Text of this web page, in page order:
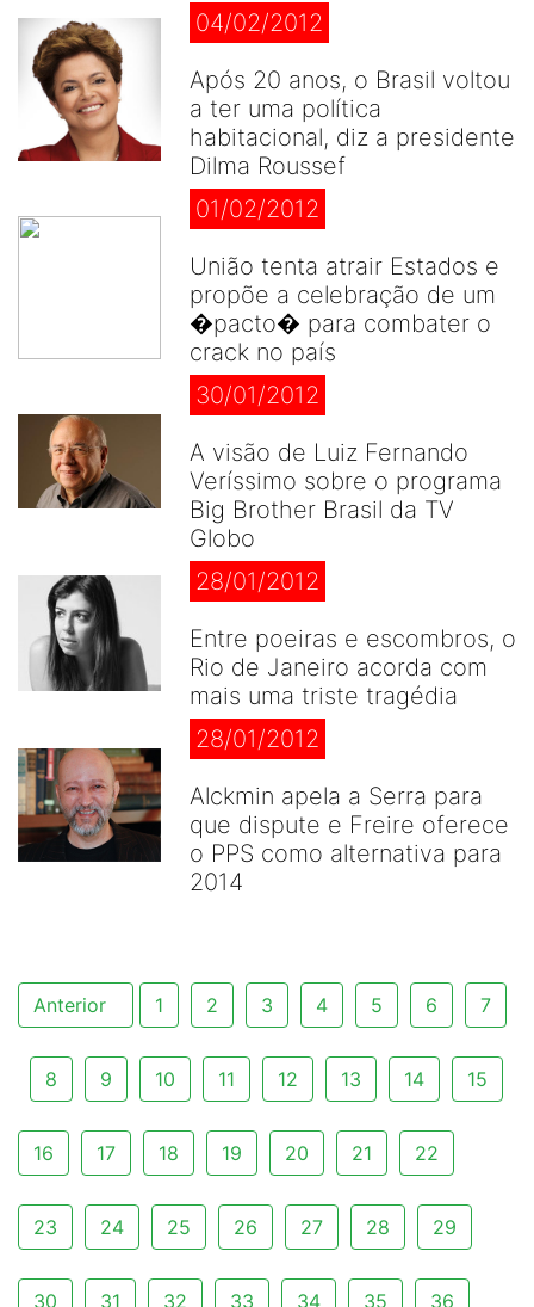
04/02/2012
Após 20 anos, o Brasil voltou
a ter uma política
habitacional, diz a presidente
Dilma Roussef
01/02/2012
União tenta atrair Estados e
propõe a celebração de um
�pacto� para combater o
crack no país
30/01/2012
A visão de Luiz Fernando
Veríssimo sobre o programa
Big Brother Brasil da TV
Globo
28/01/2012
Entre poeiras e escombros, o
Rio de Janeiro acorda com
mais uma triste tragédia
28/01/2012
Alckmin apela a Serra para
que dispute e Freire oferece
o PPS como alternativa para
2014
Anterior 1 2 3 4 5 6 7
8 9 10 11 12 13 14 15
16 17 18 19 20 21 22
23 24 25 26 27 28 29
30 31 32 33 34 35 36